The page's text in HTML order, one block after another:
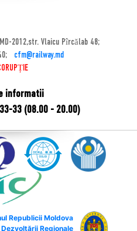
2012,str. Vlaicu Pîrcălab 48;
cfm@railway.md
informatii
33 (08.00 - 20.00)
Republicii Moldova
Regionale